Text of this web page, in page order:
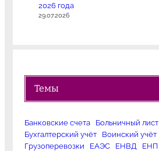
2026 года
29.07.2026
Темы
Банковские счета
Больничный лист
Бухгалтерский учёт
Воинский учёт
Грузоперевозки
ЕАЭС ЕНВД ЕНП